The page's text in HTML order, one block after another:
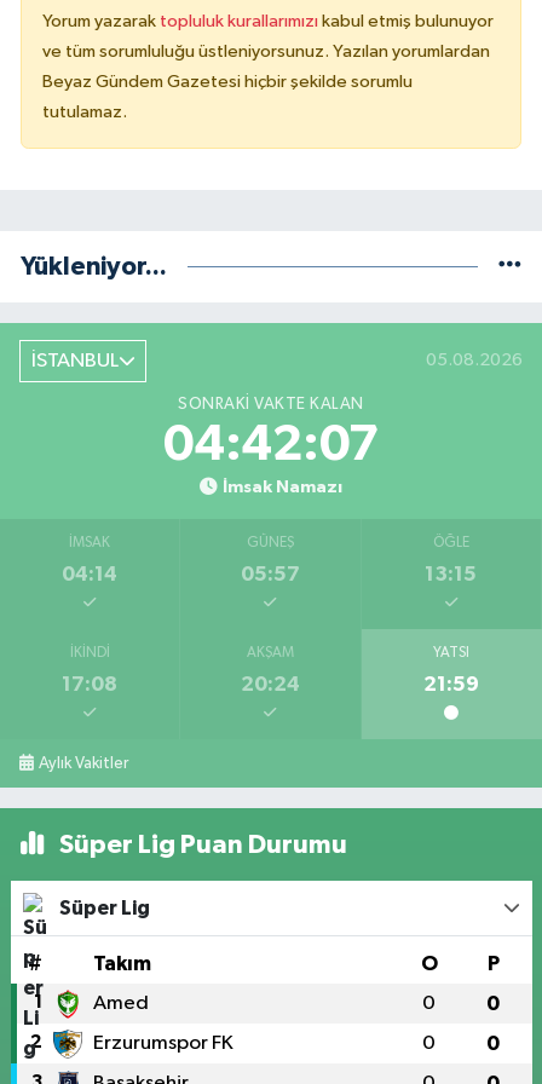
Yorum yazarak topluluk kurallarımızı kabul etmiş bulunuyor
ve tüm sorumluluğu üstleniyorsunuz. Yazılan yorumlardan
Beyaz Gündem Gazetesi hiçbir şekilde sorumlu
tutulamaz.
Yükleniyor...
İSTANBUL 05.08.2026
SONRAKI VAKTE KALAN
04:42:07
İmsak Namazı
İMSAK
04:14
GÜNEŞ
05:57
ÖĞLE
13:15
İKINDI
17:08
AKŞAM
20:24
YATSI
21:59
Aylık Vakitler
Süper Lig Puan Durumu
Süper Lig
# Takım O P
1 Amed 0 0
2 Erzurumspor FK 0 0